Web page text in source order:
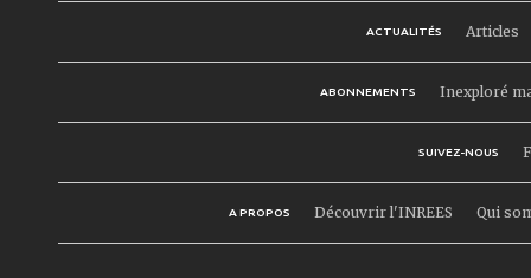
ACTUALITÉS Articles
ABONNEMENTS Inexploré
SUIVEZ-NOUS
A PROPOS Découvrir l'INREES Qui